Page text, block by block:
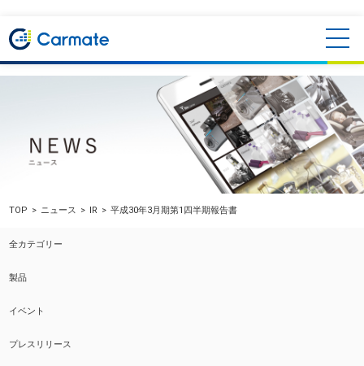
TOP ニュース IR 平成30年3月期第1四半期報告書
全カテゴリー
製品
イベント
プレスリリース